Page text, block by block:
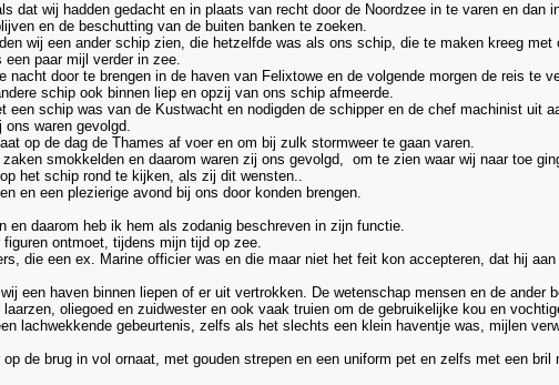
dat wij hadden gedacht en in plaats van recht door de Noordzee in te varen en dan
en de beschutting van de buiten banken te zoeken.
wij een ander schip zien, die hetzelfde was als ons schip, die te maken kreeg met
paar mijl verder in zee.
nacht door te brengen in de haven van Felixtowe en de volgende morgen de reis te
schip ook binnen liep en opzij van ons schip afmeerde.
schip was van de Kustwacht en nodigden de schipper en de chef machinist uit
waren gevolgd.
op de dag de Thames af voer en om bij zulk stormweer te gaan varen.
smokkelden en daarom waren zij ons gevolgd, om te zien waar wij naar toe
het schip rond te kijken, als zij dit wensten..
en een plezierige avond bij ons door konden brengen.
en daarom heb ik hem als zodanig beschreven in zijn functie.
ontmoet, tijdens mijn tijd op zee.
die een ex. Marine officier was en die maar niet het feit kon accepteren, dat hij
een haven binnen liepen of er uit vertrokken. De wetenschap mensen en de ander
oliegoed en zuidwester en ook vaak truien om de gebruikelijke kou en
lachwekkende gebeurtenis, zelfs als het slechts een klein haventje was, mijlen
de brug in vol ornaat, met gouden strepen en een uniform pet en zelfs met een